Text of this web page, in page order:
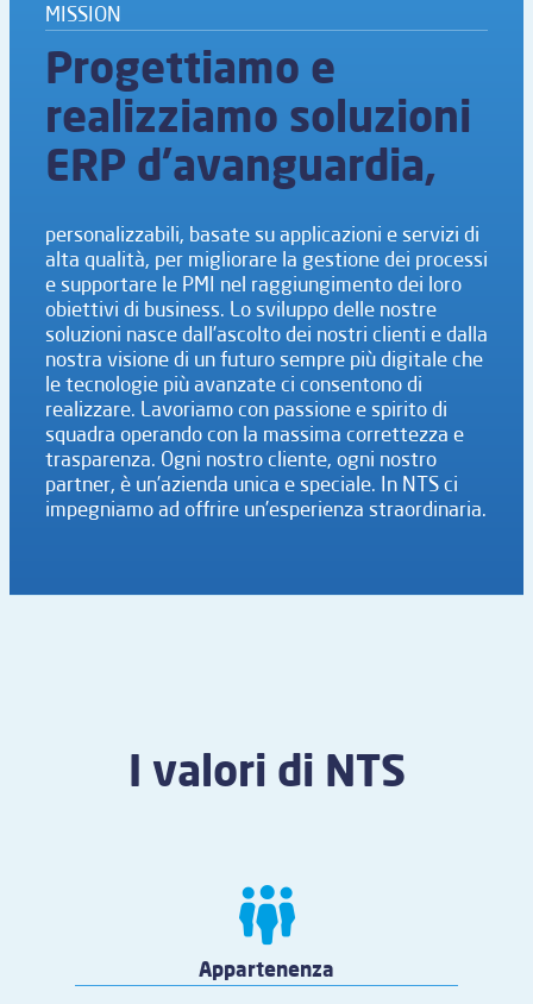
MISSION
Progettiamo e
realizziamo soluzioni
ERP d’avanguardia,
personalizzabili, basate su applicazioni e servizi di
alta qualità, per migliorare la gestione dei processi
e supportare le PMI nel raggiungimento dei loro
obiettivi di business. Lo sviluppo delle nostre
soluzioni nasce dall’ascolto dei nostri clienti e dalla
nostra visione di un futuro sempre più digitale che
le tecnologie più avanzate ci consentono di
realizzare. Lavoriamo con passione e spirito di
squadra operando con la massima correttezza e
trasparenza. Ogni nostro cliente, ogni nostro
partner, è un’azienda unica e speciale. In NTS ci
impegniamo ad offrire un’esperienza straordinaria.
I valori di NTS
Appartenenza